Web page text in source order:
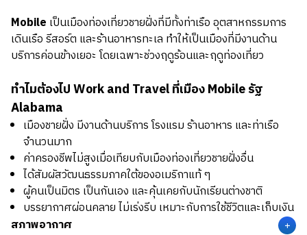
Mobile เป็นเมืองท่องเที่ยวชายฝั่งที่มีทั้งท่าเรือ อุตสาหกรรมการ
เดินเรือ รีสอร์ต และร้านอาหารทะเล ทำให้เป็นเมืองที่มีงานด้าน
บริการค่อนข้างเยอะ โดยเฉพาะช่วงฤดูร้อนและฤดูท่องเที่ยว
ทำไมต้องไป Work and Travel ที่เมือง Mobile รัฐ
Alabama
เมืองชายฝั่ง มีงานด้านบริการ โรงแรม ร้านอาหาร และท่าเรือ
จำนวนมาก
ค่าครองชีพไม่สูงเมื่อเทียบกับเมืองท่องเที่ยวชายฝั่งอื่น
ได้สัมผัสวัฒนธรรมภาคใต้ของอเมริกาแท้ ๆ
ผู้คนเป็นมิตร เป็นกันเอง และคุ้นเคยกับนักเรียนต่างชาติ
บรรยากาศผ่อนคลาย ไม่เร่งรีบ เหมาะกับการใช้ชีวิตและเก็บเงิน
สภาพอากาศ
+